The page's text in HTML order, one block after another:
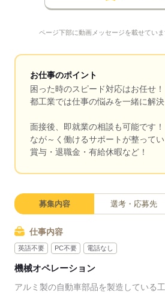
ページ下部に動画メッセージを載せてい
お仕事のポイント
困った時のスピード対応はお任せ！
都工業では仕事の悩みを一緒に解決
面接後、即就業の相談も可能です！
なが～く働けるサポートが整ってい
賞与・退職金・有給休暇など！
募集内容 選考・応募先
仕事内容
英語不要 PC不要 電話なし
機械オペレーション
アルミ製の自動車部品を製造している